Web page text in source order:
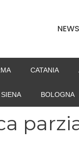
NEWS
CATANIA
SIENA BOLOGNA